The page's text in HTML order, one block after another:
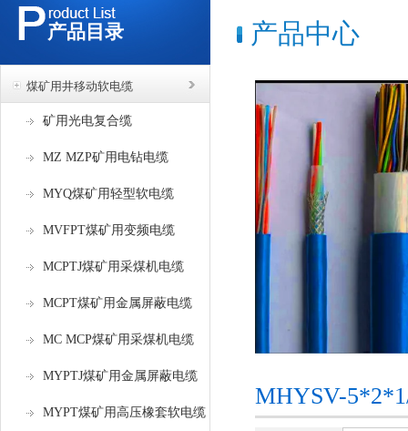
产品目录
煤矿用井移动软电缆
矿用光电复合缆
MZ MZP矿用电钻电缆
MYQ煤矿用轻型软电缆
MVFPT煤矿用变频电缆
MCPTJ煤矿用采煤机电缆
MCPT煤矿用金属屏蔽电缆
MC MCP煤矿用采煤机电缆
MYPTJ煤矿用金属屏蔽电缆
MYPT煤矿用高压橡套软电缆
产品中心
MHYSV-